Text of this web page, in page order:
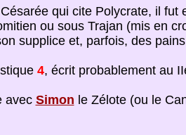
qui cite Polycrate, il fut
ou sous Trajan (mis en
supplice et, parfois, des
4, écrit probablement au
avec Simon le Zélote (ou le